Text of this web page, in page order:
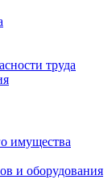
труда
имущества
и оборудования